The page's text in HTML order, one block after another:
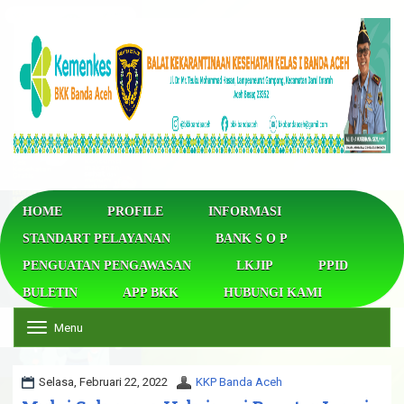
HOME PROFILE
INFORMASI
STANDART PELAYANAN
BANK S O P
PENGUATAN PENGAWASAN
LKJIP
PPID
BULETIN
APP BKK HUBUNGI KAMI
o
g
Menu
Selasa, Februari 22, 2022 KKP Banda Aceh